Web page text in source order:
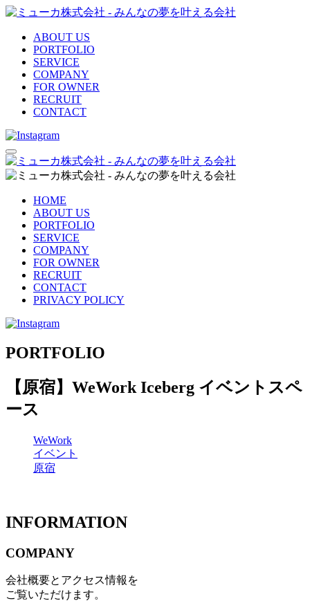
ABOUT US
PORTFOLIO
SERVICE
COMPANY
FOR OWNER
RECRUIT
CONTACT
HOME
ABOUT US
PORTFOLIO
SERVICE
COMPANY
FOR OWNER
RECRUIT
CONTACT
PRIVACY POLICY
PORTFOLIO
【原宿】WeWork Iceberg イベントスペ
ース
WeWork
イベント
原宿
INFORMATION
COMPANY
会社概要とアクセス情報を
ご覧いただけます。